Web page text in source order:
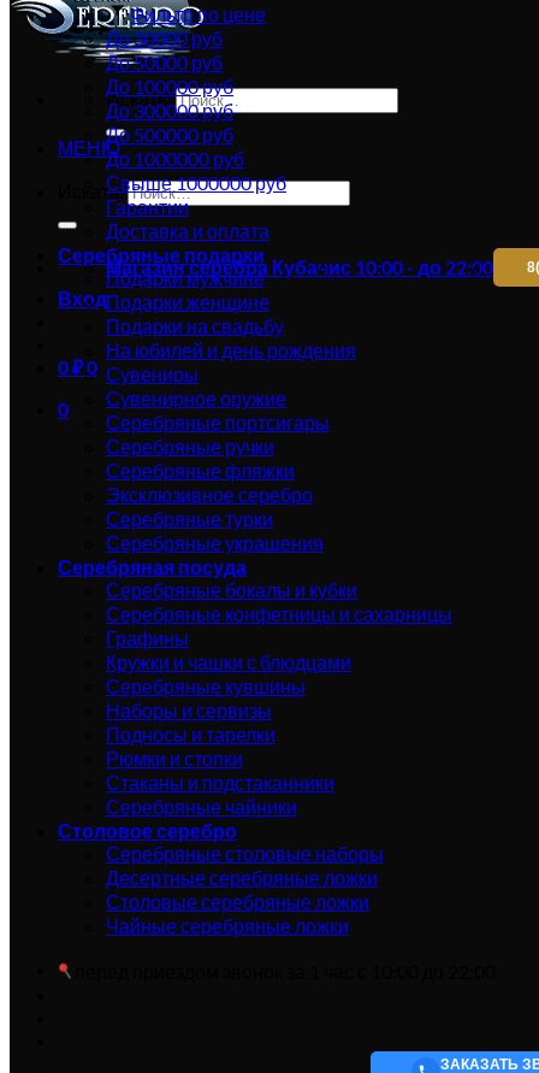
Искать:
МЕНЮ
Искать:
Магазин серебра Кубачис 10:00 - до 22:00
Вход
0₽0
0
Фильтр по цене
До 30000 руб
До 50000 руб
До 100000 руб
До 300000 руб
До 500000 руб
До 1000000 руб
Свыше 1000000 руб
Гарантии
Доставка и оплата
Серебряные подарки
Подарки мужчине
Подарки женщине
Подарки на свадьбу
На юбилей и день рождения
Сувениры
Сувенирное оружие
Серебряные портсигары
Серебряные ручки
Серебряные фляжки
Эксклюзивное серебро
Серебряные турки
Серебряные украшения
Серебряная посуда
Серебряные бокалы и кубки
Серебряные конфетницы и сахарницы
Графины
Кружки и чашки с блюдцами
Серебряные кувшины
Наборы и сервизы
Подносы и тарелки
Рюмки и стопки
Стаканы и подстаканники
Серебряные чайники
Столовое серебро
Серебряные столовые наборы
Десертные серебряные ложки
Столовые серебряные ложки
Чайные серебряные ложки
ЗАКАЗАТЬ